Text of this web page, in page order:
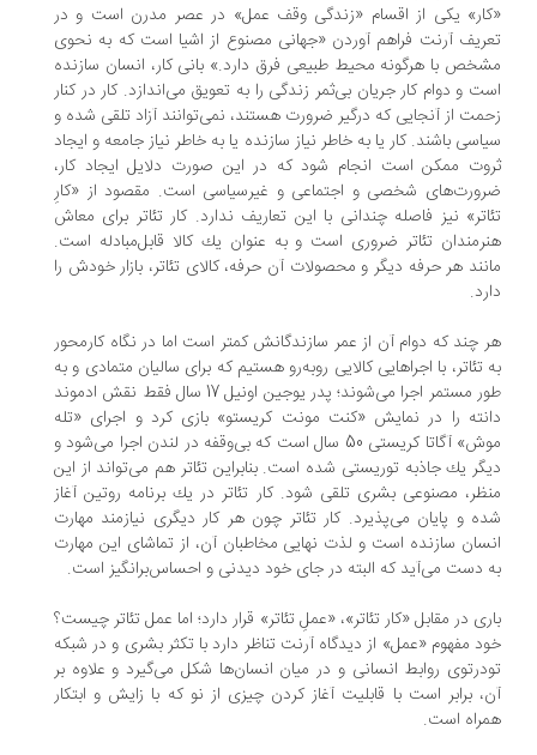
یكی از اقسام «زندگی وقف عمل» در عصر مدرن است و در
آرنت فراهم آوردن «جهانی مصنوع از اشیا است كه به نحوی
با هرگونه محیط طبیعی فرق دارد.» بانی كار، انسان سازنده
و دوام كار جریان بی‌ثمر زندگی را به تعویق می‌اندازد. كار در كنار
از آنجایی كه درگیر ضرورت هستند، نمی‌توانند آزاد تلقی شده و
باشند. كار یا به خاطر نیاز سازنده یا به خاطر نیاز جامعه و ایجاد
ممكن است انجام شود كه در این صورت دلایل ایجاد كار،
شخصی و اجتماعی و غیرسیاسی است. مقصود از «كارِ
نیز فاصله چندانی با این تعاریف ندارد. كار تئاتر برای معاش
تئاتر ضروری است و به عنوان یك كالا قابل‌مبادله است.
هر حرفه دیگر و محصولات آن حرفه، كالای تئاتر، بازار خودش را
چند كه دوام آن از عمر سازندگانش كمتر است اما در نگاه كارمحور
تئاتر، با اجراهایی كالایی روبه‌رو هستیم كه برای سالیان متمادی و به
‌طور مستمر اجرا می‌شوند؛ پدر یوجین اونیل 17 سال فقط نقش ادموند
را در نمایش «كنت مونت كریستو» بازی كرد و اجرای «تله
موش» آگاتا كریستی 50 سال است كه بی‌وقفه در لندن اجرا می‌شود و
یك جاذبه توریستی شده است. بنابراین تئاتر هم می‌تواند از این
مصنوعی بشری تلقی شود. كار تئاتر در یك برنامه روتین آغاز
و پایان می‌پذیرد. كار تئاتر چون هر كار دیگری نیازمند مهارت
سازنده است و لذت نهایی مخاطبان آن، از تماشای این مهارت
دست می‌آید كه البته در جای خود دیدنی و احساس‌برانگیز است.
در مقابل «كار تئاتر»، «عملِ تئاتر» قرار دارد؛ اما عمل تئاتر چیست؟
مفهوم «عمل» از دیدگاه آرنت تناظر دارد با تكثر بشری و در شبكه
روابط انسانی و در میان انسان‌ها شكل می‌گیرد و علاوه بر
برابر است با قابلیت آغاز كردن چیزی از نو كه با زایش و ابتكار
است.